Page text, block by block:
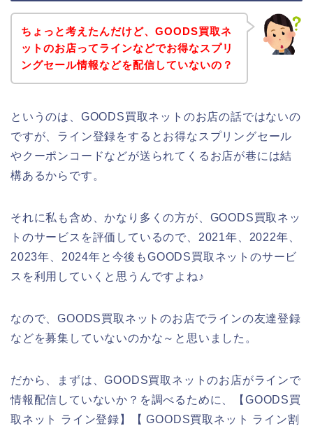
ちょっと考えたんだけど、GOODS買取ネ
ットのお店ってラインなどでお得なスプリ
ングセール情報などを配信していないの？
というのは、GOODS買取ネットのお店の話ではないの
ですが、ライン登録をするとお得なスプリングセール
やクーポンコードなどが送られてくるお店が巷には結
構あるからです。
それに私も含め、かなり多くの方が、GOODS買取ネッ
トのサービスを評価しているので、2021年、2022年、
2023年、2024年と今後もGOODS買取ネットのサービ
スを利用していくと思うんですよね♪
なので、GOODS買取ネットのお店でラインの友達登録
などを募集していないのかな～と思いました。
だから、まずは、GOODS買取ネットのお店がラインで
情報配信していないか？を調べるために、【GOODS買
取ネット ライン登録】【 GOODS買取ネット ライン割